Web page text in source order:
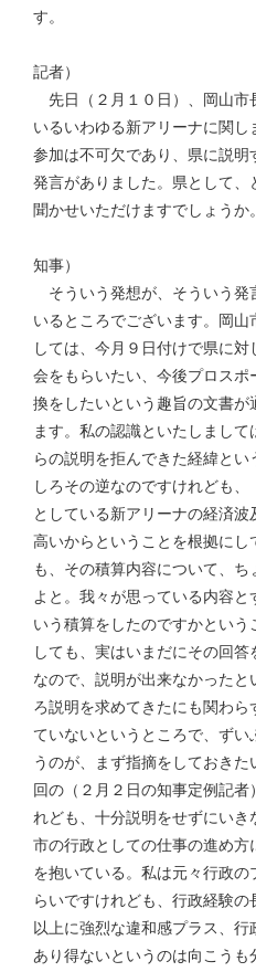
す。
記者）
先日（２月１０日）、岡山市
いるいわゆる新アリーナに関
参加は不可欠であり、県に説
発言がありました。県として
聞かせいただけますでしょうか。
知事）
そういう発想が、そういう発
いるところでございます。岡山
しては、今月９日付けで県に
会をもらいたい、今後プロス
換をしたいという趣旨の文書
ます。私の認識といたしまし
らの説明を拒んできた経緯と
しろその逆なのですけれども
としている新アリーナの経済
高いからということを根拠に
も、その積算内容について、
よと。我々が思っている内容
いう積算をしたのですかとい
しても、実はいまだにその回答
なので、説明が出来なかった
ろ説明を求めてきたにも関わ
ていないというところで、ず
うのが、まず指摘をしておき
回の（２月２日の知事定例記
れども、十分説明をせずにい
市の行政としての仕事の進め
を抱いている。私は元々行政
らいですけれども、行政経験
以上に強烈な違和感プラス、
あり得ないというのは向こうも